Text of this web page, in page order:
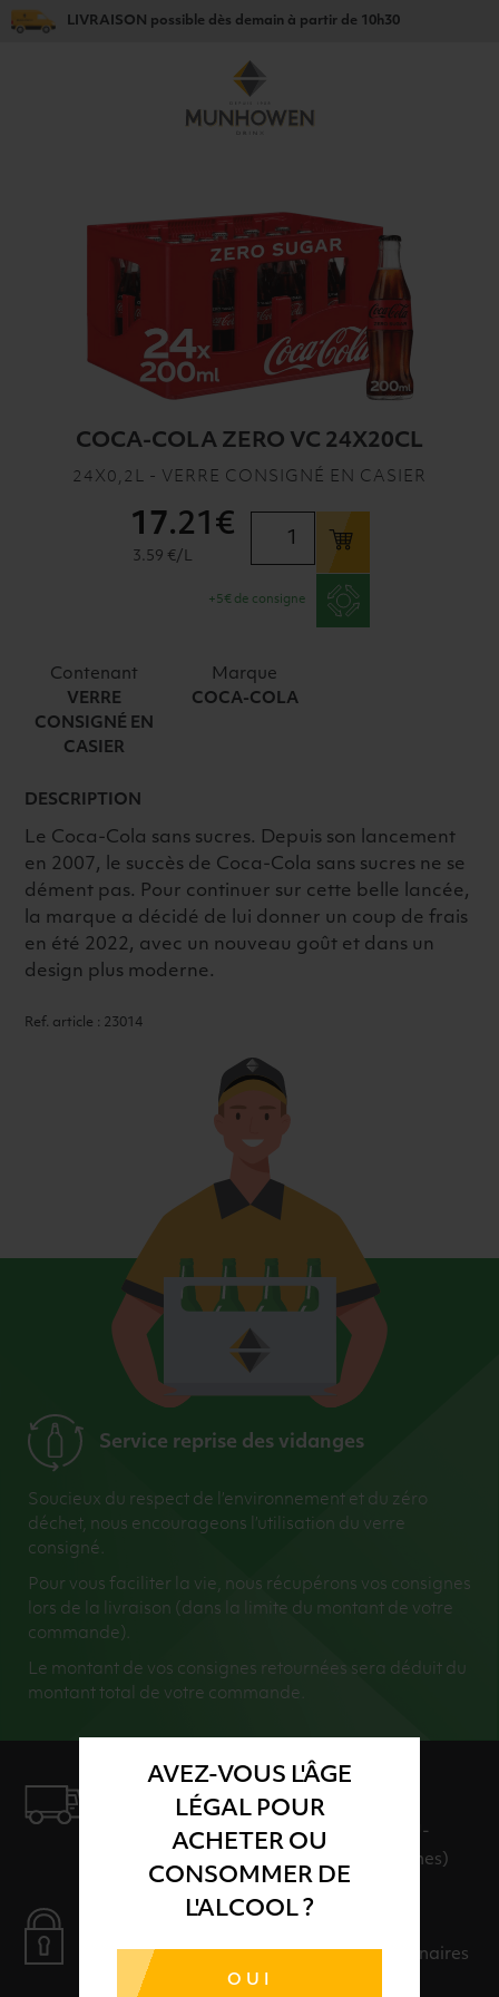
AVEZ-VOUS L'ÂGE
LÉGAL POUR
ACHETER OU
CONSOMMER DE
L'ALCOOL ?
OUI
LIVRAISON possible dès demain à partir de 10h30
COCA-COLA ZERO VC 24X20CL
24X0,2L - VERRE CONSIGNÉ EN CASIER
COLA
24X20CL
17.21€
3.59 €/L
+5€ de consigne
Contenant
VERRE
CONSIGNÉ EN
CASIER
Marque
COCA-COLA
DESCRIPTION
Le Coca-Cola sans sucres. Depuis son lancement
en 2007, le succès de Coca-Cola sans sucres ne se
dément pas. Pour continuer sur cette belle lancée,
la marque a décidé de lui donner un coup de frais
en été 2022, avec un nouveau goût et dans un
design plus moderne.
Ref. article : 23014
Service reprise des vidanges
Soucieux du respect de l’environnement et du zéro
déchet, nous encourageons l’utilisation du verre
consigné.
Pour vous faciliter la vie, nous récupérons vos consignes
lors de la livraison (dans la limite du montant de votre
commande).
Le montant de vos consignes retournées sera déduit du
montant total de votre commande.
LIVRAISON
LIVRAISON EN 24H ET GRATUITE AU-
DELÀ DE 100€ D'ACHAT (hors consignes)
Payer en toute sérénité avec nos partenaires